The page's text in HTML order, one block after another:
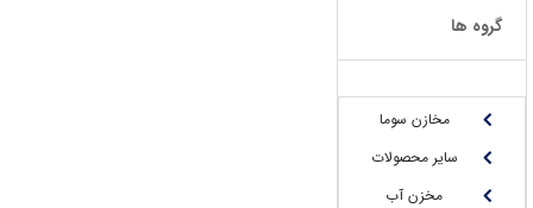
گروه ها
مخازن سوما
سایر محصولات
مخزن آب